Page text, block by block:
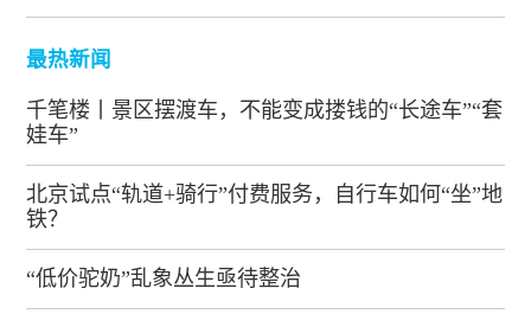
最热新闻
千笔楼丨景区摆渡车，不能变成搂钱的“长途车”“套
娃车”
北京试点“轨道+骑行”付费服务，自行车如何“坐”地
铁？
“低价驼奶”乱象丛生亟待整治